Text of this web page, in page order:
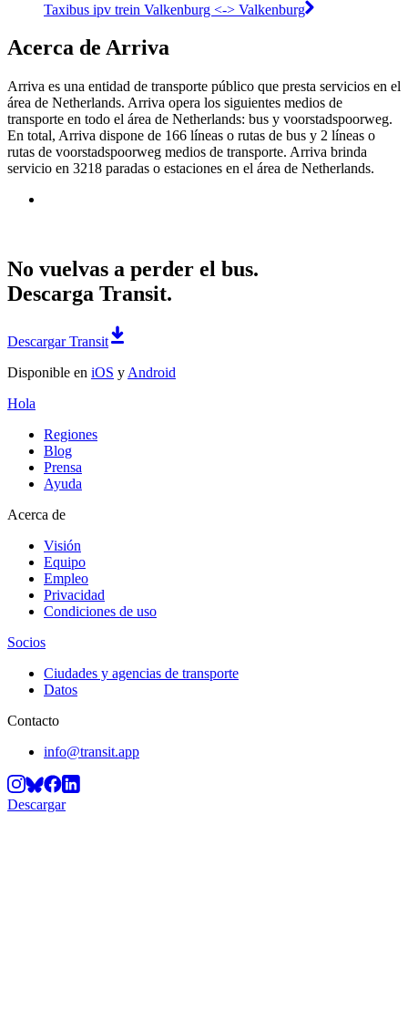
Taxibus ipv trein Valkenburg <-> Valkenburg
Acerca de Arriva
Arriva es una entidad de transporte público que presta servicios en el
área de Netherlands. Arriva opera los siguientes medios de
transporte en todo el área de Netherlands: bus y voorstadspoorweg.
En total, Arriva dispone de 166 líneas o rutas de bus y 2 líneas o
rutas de voorstadspoorweg medios de transporte. Arriva brinda
servicio en 3218 paradas o estaciones en el área de Netherlands.
No vuelvas a perder el bus.
Descarga Transit.
Descargar Transit
Disponible en iOS y Android
Hola
Regiones
Blog
Prensa
Ayuda
Acerca de
Visión
Equipo
Empleo
Privacidad
Condiciones de uso
Socios
Ciudades y agencias de transporte
Datos
Contacto
info@transit.app
Descargar